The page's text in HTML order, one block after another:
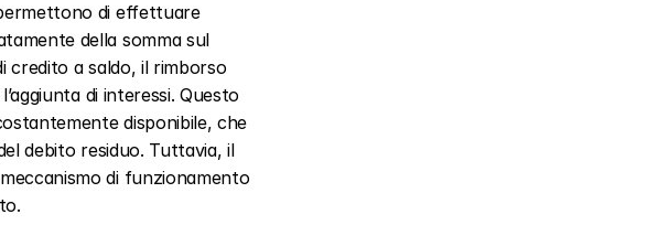
di effettuare
della somma sul
a saldo, il rimborso
di interessi. Questo
disponibile, che
debito residuo. Tuttavia, il
di funzionamento